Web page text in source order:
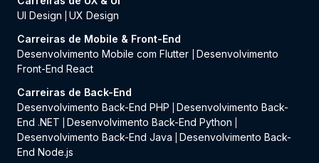
UI Design
UX Design
Carreiras de Mobile & Front-End
Desenvolvimento Mobile com Flutter
Desenvolvimento
Front-End React
Carreiras de Back-End
Desenvolvimento Back-End PHP
Desenvolvimento Back-
End .NET
Desenvolvimento Back-End Python
Desenvolvimento Back-End Java
Desenvolvimento Back-
End Node.js